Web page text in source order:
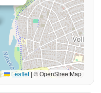
Leaflet | © OpenStreetMap